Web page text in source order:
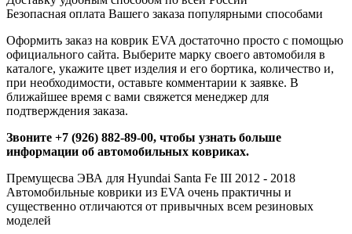
Безопасная оплата Вашего заказа популярными способами
Оформить заказ на коврик EVA достаточно просто с помощью
официального сайта. Выберите марку своего автомобиля в
каталоге, укажите цвет изделия и его бортика, количество и,
при необходимости, оставьте комментарии к заявке. В
ближайшее время с вами свяжется менеджер для
подтверждения заказа.
Звоните +7 (926) 882-89-00, чтобы узнать больше
информации об автомобильных ковриках.
Премущесва ЭВА для Hyundai Santa Fe III 2012 - 2018
Автомобильные коврики из EVA очень практичны и
существенно отличаются от привычных всем резиновых
моделей